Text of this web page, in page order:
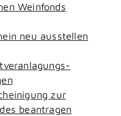
Weinfonds
neu ausstellen
zur
beantragen